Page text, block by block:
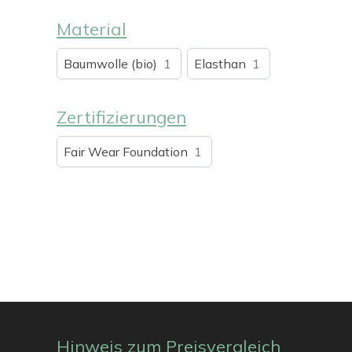
Material
Baumwolle (bio) 1 Elasthan 1
Zertifizierungen
Fair Wear Foundation 1
Hinweis zum Preisvergleich